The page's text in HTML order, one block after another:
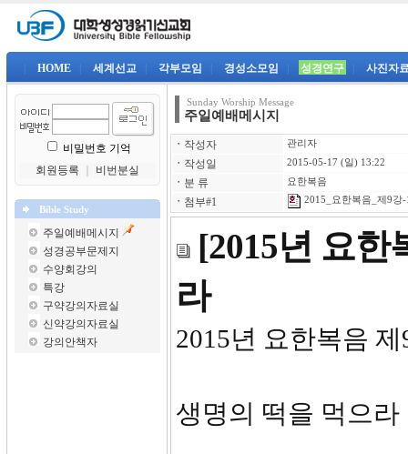
HOME 세계선교 각부모임 경성소모임 성경연구 사진자
비밀번호 기억
회원등록
비번분실
Bible Study
주일예배메시지
성경공부문제지
수양회강의
특강
구약강의자료실
신약강의자료실
강의안책자
Sunday Worship Message
주일예배메시지
ㆍ 작성자 관리자
ㆍ 작성일 2015-05-17 (일) 13:22
ㆍ 분 류 요한복음
ㆍ 첨부#1 2015_요한복음_제9강
[2015년 요한
라
2015년 요
생명의 떡을 먹으라